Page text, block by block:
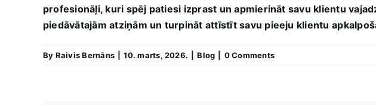
profesionāļi, kuri‍ spēj patiesi izprast un apmierināt ‍savu klientu
piedāvātajām atziņām un turpināt attīstīt savu pieeju klientu⁤
By Raivis Bernāns 10. marts, 2026. Blog 0 Comments